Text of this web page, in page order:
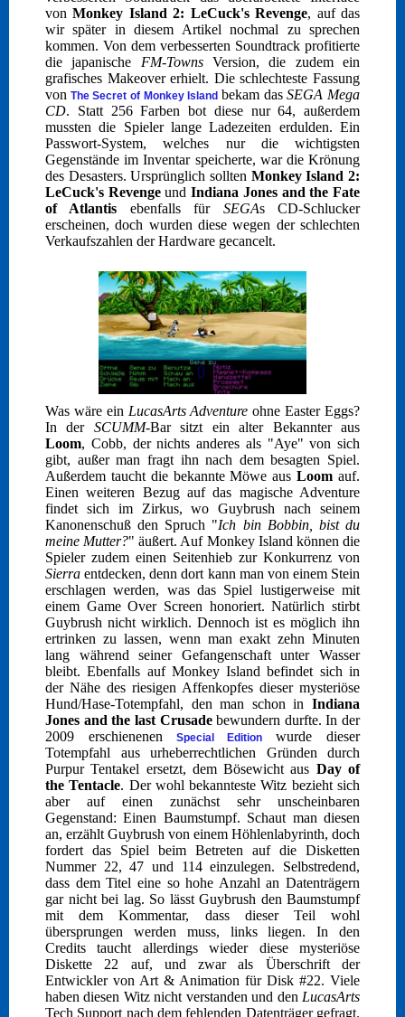
vonMonkey Island 2: LeCuck's Revenge, auf das
wir später in diesem Artikel nochmal zu sprechen
kommen. Von dem verbesserten Soundtrack profitierte
die japanische FM-TownsVersion, die zudem ein
grafisches Makeover erhielt. Die schlechteste Fassung
von The Secret of Monkey Island bekam dasSEGA Mega
CD. Statt 256 Farben bot diese nur 64, außerdem
mussten die Spieler lange Ladezeiten erdulden. Ein
Passwort-System, welches nur die wichtigsten
Gegenstände im Inventar speicherte, war die Krönung
des Desasters. Ursprünglich sollten Monkey Island 2:
LeCuck's RevengeundIndiana Jones and the Fate
of Atlantis ebenfalls für SEGAs CD-Schlucker
erscheinen, doch wurden diese wegen der schlechten
Verkaufszahlen der Hardware gecancelt.
Was wäre ein LucasArts Adventure ohne Easter Eggs?
In der SCUMM-Bar sitzt ein alter Bekannter aus
Loom, Cobb, der nichts anderes als "Aye" von sich
gibt, außer man fragt ihn nach dem besagten Spiel.
Außerdem taucht die bekannte Möwe ausLoom auf.
Einen weiteren Bezug auf das magische Adventure
findet sich im Zirkus, wo Guybrush nach seinem
Kanonenschuß den Spruch "Ich bin Bobbin, bist du
meine Mutter?" äußert. Auf Monkey Island können die
Spieler zudem einen Seitenhieb zur Konkurrenz von
Sierra entdecken, denn dort kann man von einem Stein
erschlagen werden, was das Spiel lustigerweise mit
einem Game Over Screen honoriert. Natürlich stirbt
Guybrush nicht wirklich. Dennoch ist es möglich ihn
ertrinken zu lassen, wenn man exakt zehn Minuten
lang während seiner Gefangenschaft unter Wasser
bleibt. Ebenfalls auf Monkey Island befindet sich in
der Nähe des riesigen Affenkopfes dieser mysteriöse
Hund/Hase-Totempfahl, den man schon in Indiana
Jones and the last Crusadebewundern durfte. In der
2009 erschienenen
Special Edition
wurde dieser
Totempfahl aus urheberrechtlichen Gründen durch
Purpur Tentakel ersetzt, dem Bösewicht aus Day of
the Tentacle. Der wohl bekannteste Witz bezieht sich
aber auf einen zunächst sehr unscheinbaren
Gegenstand: Einen Baumstumpf. Schaut man diesen
an, erzählt Guybrush von einem Höhlenlabyrinth, doch
fordert das Spiel beim Betreten auf die Disketten
Nummer 22, 47 und 114 einzulegen. Selbstredend,
dass dem Titel eine so hohe Anzahl an Datenträgern
gar nicht bei lag. So lässt Guybrush den Baumstumpf
mit dem Kommentar, dass dieser Teil wohl
übersprungen werden muss, links liegen. In den
Credits taucht allerdings wieder diese mysteriöse
Diskette 22 auf, und zwar als Überschrift der
Entwickler von Art & Animation für Disk #22. Viele
haben diesen Witz nicht verstanden und den LucasArts
Tech Support nach dem fehlenden Datenträger gefragt.